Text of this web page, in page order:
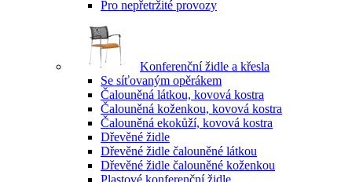
Pro nepřetržité provozy
Konferenční židle a křesla
Se síťovaným opěrákem
Čalouněná látkou, kovová kostra
Čalouněná koženkou, kovová kostra
Čalouněná ekokůží, kovová kostra
Dřevěné židle
Dřevěné židle čalouněné látkou
Dřevěné židle čalouněné koženkou
Plastové konferenční židle